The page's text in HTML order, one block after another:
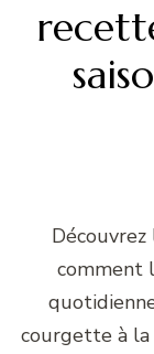
comment
courgette à la